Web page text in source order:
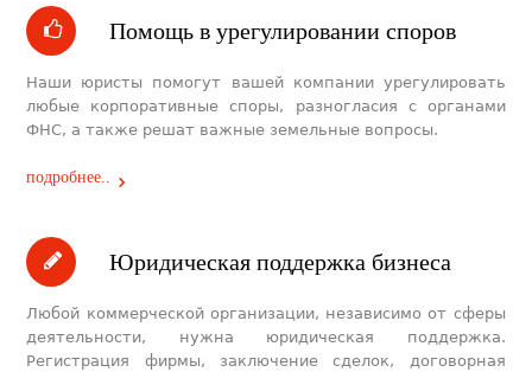
Помощь в урегулировании споров
Наши юристы помогут вашей компании урегулировать
любые корпоративные споры, разногласия с органами
ФНС, а также решат важные земельные вопросы.
подробнее..
Юридическая поддержка бизнеса
Любой коммерческой организации, независимо от сферы
деятельности, нужна юридическая поддержка.
Регистрация фирмы, заключение сделок, договорная